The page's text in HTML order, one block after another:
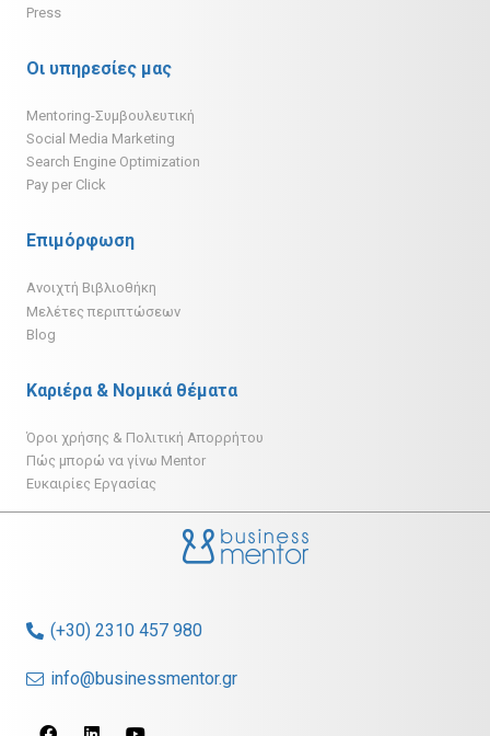
Press
Οι υπηρεσίες μας
Mentoring-Συμβουλευτική
Social Media Marketing
Search Engine Optimization
Pay per Click
Επιμόρφωση
Ανοιχτή Βιβλιοθήκη
Μελέτες περιπτώσεων
Blog
Καριέρα & Νομικά θέματα
Όροι χρήσης & Πολιτική Απορρήτου
Πώς μπορώ να γίνω Mentor
Ευκαιρίες Εργασίας
(+30) 2310 457 980
info@businessmentor.gr